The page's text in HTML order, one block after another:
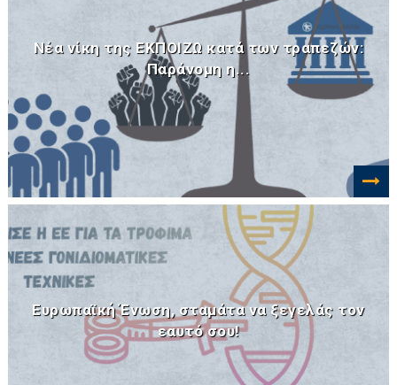
Νέα νίκη της ΕΚΠΟΙΖΩ κατά των τραπεζών:
Παράνομη η...
Ευρωπαϊκή Ένωση, σταμάτα να ξεγελάς τον
εαυτό σου!